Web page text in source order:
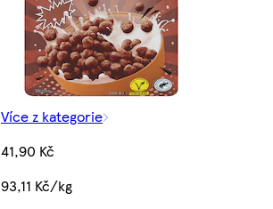
Více z kategorie
41,90 Kč
93,11 Kč/kg